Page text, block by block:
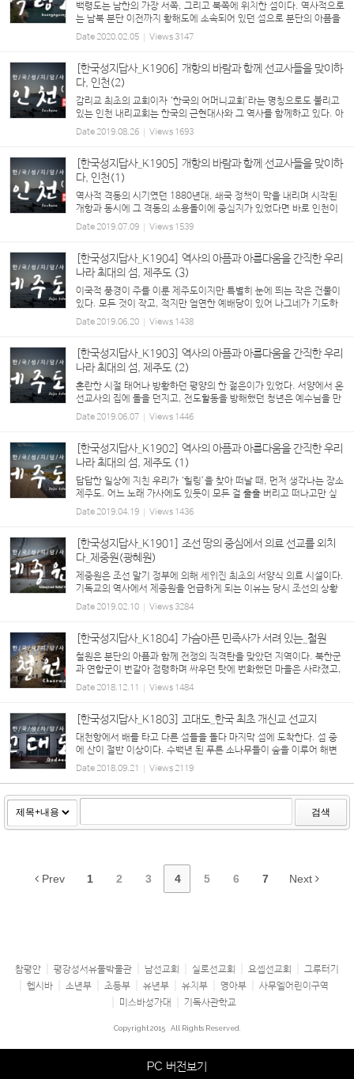
백령도는 남한의 가장 서쪽, 그리고 북쪽에 위치한 섬이다. 역사적으로
는 남북 분단 이전까지 황해도에 소속되어 있던 섬으로 분단의 아픔을
고스란히 가지고 있는 섬이기도 하다. 그러나 이러한 백령도에서 주님
의 사랑으로 열매 맺은 교회가 있다는 것은 우...
Date2020.02.05 Views3147
[한국성지답사_K1906] 개항의 바람과 함께 선교사들을 맞이하
다, 인천(2)
감리교 최초의 교회이자 ‘한국의 어머니교회’라는 명칭으로도 불리고
있는 인천 내리교회는 한국의 근현대사와 그 역사를 함께하고 있다. 아
펜젤러의 선교 활동으로 세워진 교회이자 3.1운동...
Date2019.08.26 Views 1693
[한국성지답사_K1905] 개항의 바람과 함께 선교사들을 맞이하
다, 인천(1)
역사적 격동의 시기였던 1880년대, 쇄국 정책이 막을 내리며 시작된
개항과 동시에 그 격동의 소용돌이에 중심지가 있었다면 바로 인천이
었을 것이다. 최초의 철도, 최초의 전화국, 최초의 근대식 우체국 등 인
Date2019.07.09 Views 1539
[한국성지답사_K1904] 역사의 아픔과 아름다움을 간직한 우리
나라 최대의 섬, 제주도 (3)
이국적 풍경이 주를 이룬 제주도이지만 특별히 눈에 띄는 작은 건물이
있다. 모든 것이 작고, 적지만 엄연한 예배당이 있어 나그네가 기도하
고 또 쉴 수 있는 곳이 바로 순례자의 교회이다. 순례자의 교회...
Date2019.06.20 Views 1438
[한국성지답사_K1903] 역사의 아픔과 아름다움을 간직한 우리
나라 최대의 섬, 제주도 (2)
혼란한 시절 태어나 방황하던 평양의 한 젊은이가 있었다. 서양에서 온
선교사의 집에 돌을 던지고, 전도활동을 방해했던 청년은 예수님을 만
나면서 회개하고 세례를 받았다. 사도 바울의 회심을 자신과 비슷하다
Date2019.06.07 Views 1446
[한국성지답사_K1902] 역사의 아픔과 아름다움을 간직한 우리
나라 최대의 섬, 제주도 (1)
답답한 일상에 지친 우리가 ‘힐링’을 찾아 떠날 때, 먼저 생각나는 장소
제주도. 어느 노래 가사에도 있듯이 모든 걸 훌훌 버리고 떠나고만 싶
은 제주도이지만 그 곳에 따로 순례길이 있을 정도로 기독교 성지가 많
다는 사실은 많이 알려...
Date2019.04.19 Views 1436
[한국성지답사_K1901] 조선 땅의 중심에서 의료 선교를 외치
다_제중원(광혜원)
제중원은 조선 말기 정부에 의해 세워진 최초의 서양식 의료 시설이다.
기독교의 역사에서 제중원을 언급하게 되는 이유는 당시 조선의 상황
으로 짐작할 수 있을 것이다. 17세기경 조선에 들어온 가톨릭은 이후
18세기경에 제사 금지령을 내...
Date2019.02.10 Views3284
[한국성지답사_K1804] 가슴아픈 민족사가 서려 있는_철원
철원은 분단의 아픔과 함께 전쟁의 직격탄을 맞았던 지역이다. 북한군
과 연합군이 번갈아 점령하며 싸우던 탓에 번화했던 마을은 사라졌고,
전쟁의 잔해와 남과 북으로 갈라진 아픈 역사를 그대로 보여주는 지역
으로 변하고 말았...
Date2018.12.11 Views 1484
[한국성지답사_K1803] 고대도_한국 최초 개신교 선교지
대천항에서 배를 타고 다른 섬들을 돌다 마지막 섬에 도착한다. 섬 중
에 산이 절반 이상이다. 수백년 된 푸른 소나무들이 숲을 이루어 해변
까지 내려오고, 그 아래로 아기자기한 집들이 모여 마을을 이룬 곳, 바
Date2018.09.21 Views2119
검색
Prev 1 2 3 4 5 6 7 Next
참평안 평강성서유물박물관 남선교회 실로선교회 요셉선교회
그루터기
헵시바
소년부 초등부 유년부 유치부 영아부
사무엘어린이구역
미스바성가대
기독사관학교
Copyright 2015 All Rights Reserved.
PC 버전보기